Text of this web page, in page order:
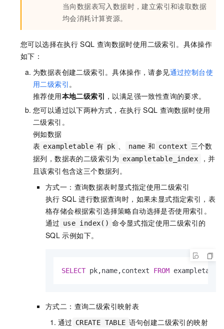
当向数据表写入数据时，建立索引和读取数据
均会消耗计算资源。
您可以选择在执行 SQL 查询数据时使用二级索引。具体操作
如下：
为数据表创建二级索引。具体操作，请参见通过控制台使
用二级索引 。
推荐使用本地二级索引 ，以满足强一致性查询的要求。
您可以通过以下两种方式，在执行 SQL 查询数据时使用
二级索引。
例如数据
表 exampletable 有 pk 、 name 和 context 三个数
据列，数据表的二级索引为 exampletable_index
，并
且该索引包含这三个数据列。
方式一：查询数据表时显式指定使用二级索引
执行 SQL 进行数据查询时，如果未显式指定索引，表
格存储会根据索引选择策略自动选择是否使用索引。
通过 use index() 命令显式指定使用二级索引的
SQL 示例如下。
SELECT pk,name,context FROM
方式二：查询二级索引映射表
通过 CREATE TABLE 语句创建二级索引的映射